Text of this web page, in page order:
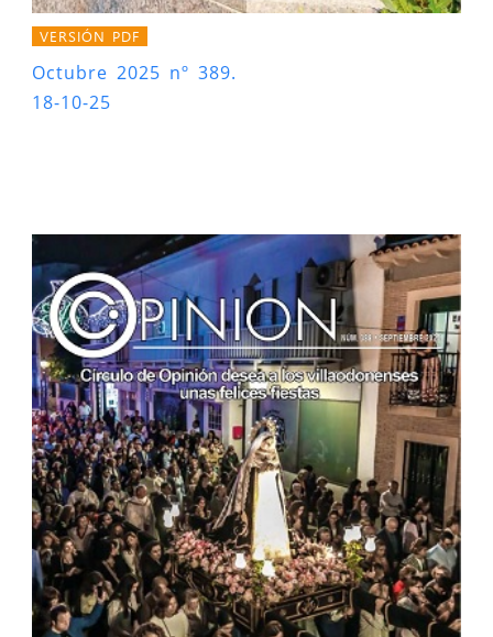
VERSIÓN PDF
Octubre 2025 nº 389.
18-10-25